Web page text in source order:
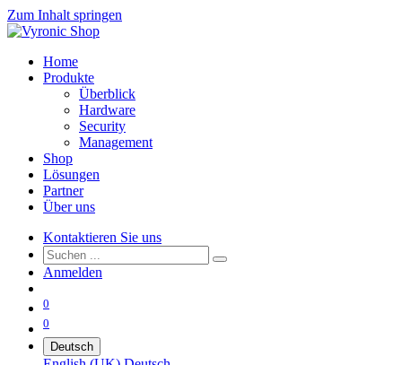
Zum Inhalt springen
Home
Produkte
Überblick
Hardware
Security
Management
Shop
Lösungen
Partner
Über uns
Kontaktieren Sie uns
Anmelden
0
0
Deutsch